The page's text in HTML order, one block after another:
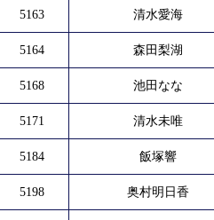
5163 清水愛海
5164 森田梨湖
5168 池田なな
5171 清水未唯
5184 飯塚響
5198 奥村明日香